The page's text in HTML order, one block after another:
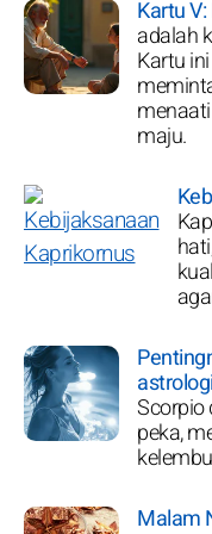
Kartu
adalah
Kartu
maju.
astrologi
Scorpio
peka,
Malam